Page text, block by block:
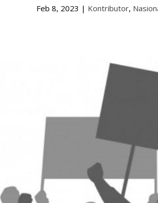
Feb 8, 2023 | Kontributor,